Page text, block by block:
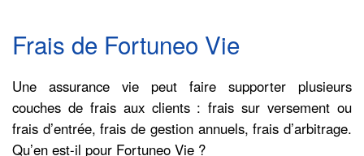
Frais de Fortuneo Vie
Une assurance vie peut faire supporter plusieurs
couches de frais aux clients : frais sur versement ou
frais d’entrée, frais de gestion annuels, frais d’arbitrage.
Qu’en est-il pour Fortuneo Vie ?